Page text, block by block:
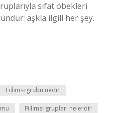
sıfat öbekleri
aşkla ilgili her şey.
Fiilimsi grubu nedir
Fiilimsi grupları nelerdir